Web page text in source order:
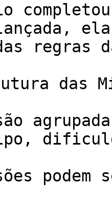
regras
das
podem